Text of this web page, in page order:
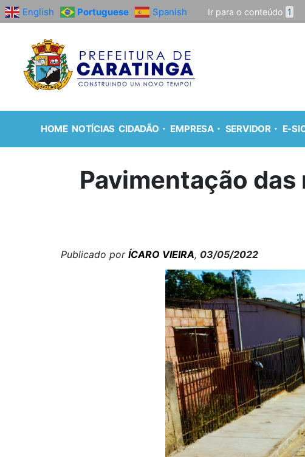
English Portuguese Spanish Ir para o conteúdo 1
HOME NOTÍCIAS CIDADÃO EMPRESA SERVIDOR E-
Pavimentação
Publicado por ÍCARO VIEIRA, 03/05/2022